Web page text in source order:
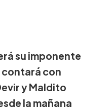
su imponente
con
y Maldito
la mañana